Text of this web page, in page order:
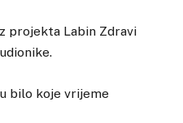
projekta Labin Zdravi
bilo koje vrijeme